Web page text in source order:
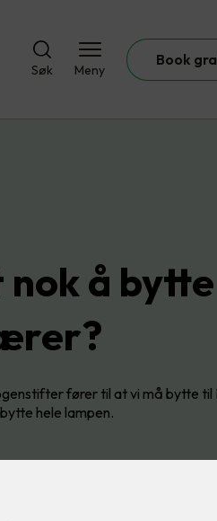
Søk Meny
Book
nok å
fører til at vi må bytte til
hele lampen.